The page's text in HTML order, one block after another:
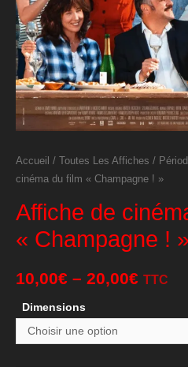
Accueil / Toutes Les Affiches /
cinéma du film « Champagne ! »
Affiche de
« Champagne ! »
10,00€ – 20,00€ TTC
Dimensions